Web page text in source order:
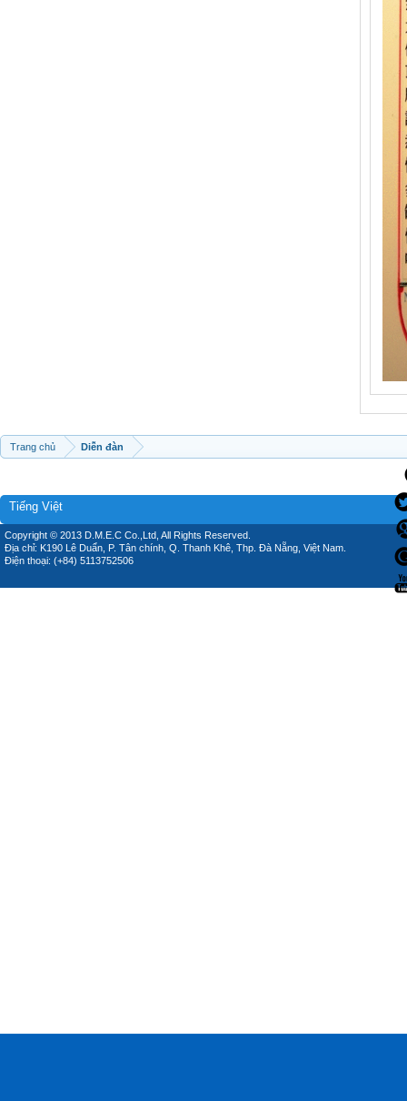
Trang chủ Diễn đàn
Tiếng Việt
Copyright © 2013 D.M.E.C Co.,Ltd, All Rights Reserved.
Địa chỉ: K190 Lê Duẩn, P. Tân chính, Q. Thanh Khê, Thp. Đà Nẵng, Việt Nam.
Điện thoại: (+84) 5113752506